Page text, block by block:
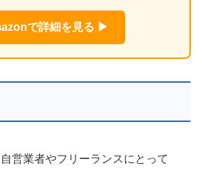
で詳細を見る ▶
営業者やフリーランスにとって